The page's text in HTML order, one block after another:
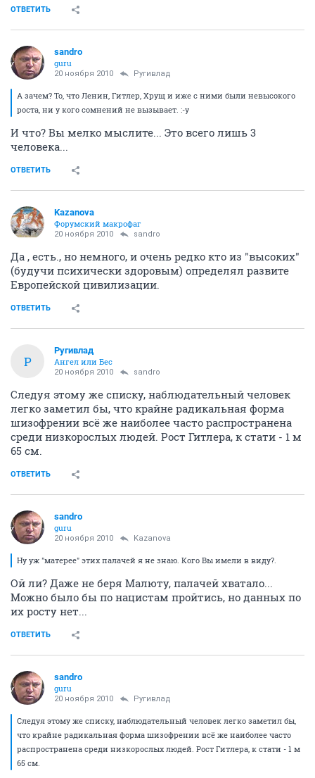
ОТВЕТИТЬ
sandro
guru
20 ноября 2010 Ругивлад
А зачем? То, что Ленин, Гитлер, Хрущ и иже с ними были невысокого
роста, ни у кого сомнений не вызывает. :-y
И что? Вы мелко мыслите... Это всего лишь 3
человека...
ОТВЕТИТЬ
Kazanova
Форумский макрофаг
20 ноября 2010 sandro
Да , есть., но немного, и очень редко кто из "высоких"
(будучи психически здоровым) определял развите
Европейской цивилизации.
ОТВЕТИТЬ
Р
Ругивлад
Ангел или Бес
20 ноября 2010 sandro
Следуя этому же списку, наблюдательный человек
легко заметил бы, что крайне радикальная форма
шизофрении всё же наиболее часто распространена
среди низкорослых людей. Рост Гитлера, к стати - 1 м
65 см.
ОТВЕТИТЬ
sandro
guru
20 ноября 2010 Kazanova
Ну уж "матерее" этих палачей я не знаю. Кого Вы имели в виду?.
Ой ли? Даже не беря Малюту, палачей хватало...
Можно было бы по нацистам пройтись, но данных по
их росту нет...
ОТВЕТИТЬ
sandro
guru
20 ноября 2010 Ругивлад
Следуя этому же списку, наблюдательный человек легко заметил бы,
что крайне радикальная форма шизофрении всё же наиболее часто
распространена среди низкорослых людей. Рост Гитлера, к стати - 1 м
65 см.